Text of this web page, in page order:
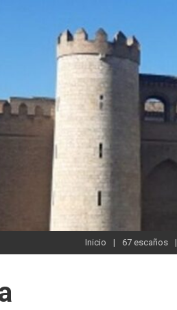
Inicio 67 escaños